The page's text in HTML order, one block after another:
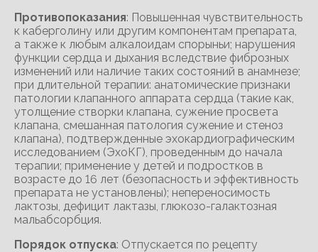
Противопоказания: Повышенная чувствительность
к каберголину или другим компонентам препарата,
а также к любым алкалоидам спорыньи; нарушения
функции сердца и дыхания вследствие фиброзных
изменений или наличие таких состояний в анамнезе;
при длительной терапии: анатомические признаки
патологии клапанного аппарата сердца (такие как,
утолщение створки клапана, сужение просвета
клапана, смешанная патология сужение и стеноз
клапана), подтвержденные эхокардиографическим
исследованием (ЭхоКГ), проведенным до начала
терапии; применение у детей и подростков в
возрасте до 16 лет (безопасность и эффективность
препарата не установлены); непереносимость
лактозы, дефицит лактазы, глюкозо-галактозная
мальабсорбция.
Порядок отпуска: Отпускается по рецепту